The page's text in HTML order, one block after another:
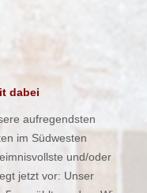
dabei
aufregendsten
im Südwesten
und/oder
jetzt vor: Unser